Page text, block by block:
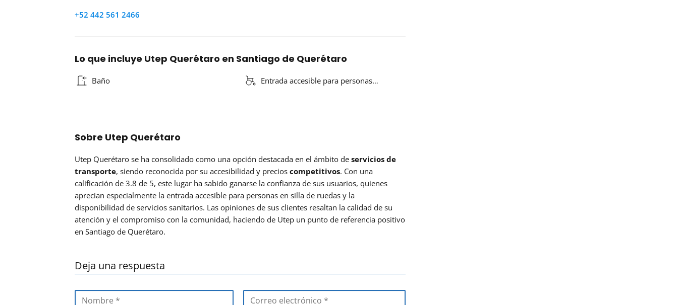
+52 442 561 2466
Lo que incluye Utep Querétaro en Santiago de Querétaro
Baño Entrada accesible para personas…
Sobre Utep Querétaro
Utep Querétaro se ha consolidado como una opción destacada en el ámbito de servicios de
transporte, siendo reconocida por su accesibilidad y precios competitivos. Con una
calificación de 3.8 de 5, este lugar ha sabido ganarse la confianza de sus usuarios, quienes
aprecian especialmente la entrada accesible para personas en silla de ruedas y la
disponibilidad de servicios sanitarios. Las opiniones de sus clientes resaltan la calidad de su
atención y el compromiso con la comunidad, haciendo de Utep un punto de referencia positivo
en Santiago de Querétaro.
Deja una respuesta